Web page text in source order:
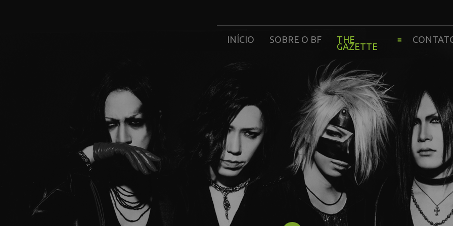
INÍCIO SOBRE O BF THE
GAZETTE